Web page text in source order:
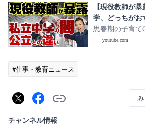
【現役教師が
学、どっちがお
な子どもがいる
思春期の子育て
ケイ】
youtube.com
#仕事・教育ニュース
チャンネル情報